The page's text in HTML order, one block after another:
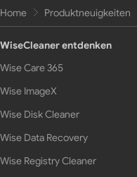
Home Produktneuigkeiten
WiseCleaner entdenken
Wise Care 365
Wise ImageX
Wise Disk Cleaner
Wise Data Recovery
Wise Registry Cleaner